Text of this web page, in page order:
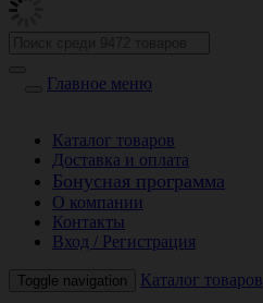
Главное меню
Каталог товаров
Доставка и оплата
Бонусная программа
О компании
Контакты
Вход / Регистрация
Toggle navigation Каталог товаров